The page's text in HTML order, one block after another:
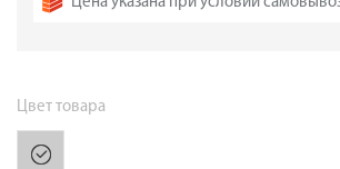
Цвет товара